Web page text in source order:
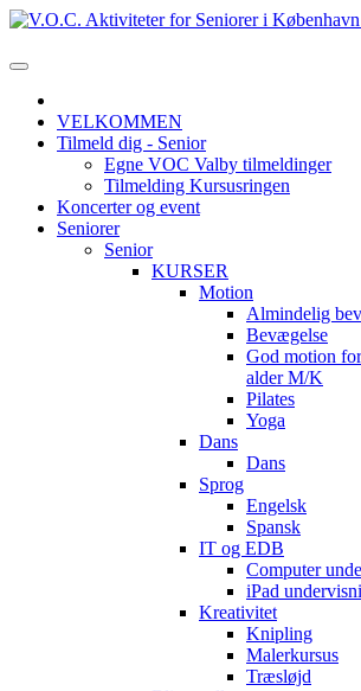
VELKOMMEN
Tilmeld dig - Senior
Egne VOC Valby tilmeldinger
Tilmelding Kursusringen
Koncerter og event
Seniorer
Senior
KURSER
Motion
Almindelig
Bevægelse
God motion
alder M/K
Pilates
Yoga
Dans
Dans
Sprog
Engelsk
Spansk
IT og EDB
Computer
iPad
Kreativitet
Knipling
Malerkursus
Træsløjd